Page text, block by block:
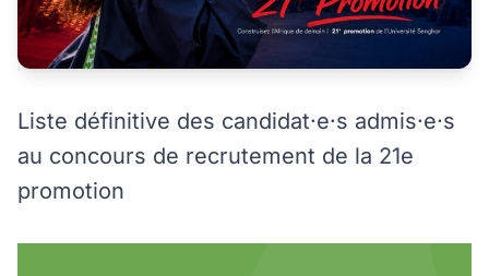
Liste définitive des candidat·e·s admis·e·s
au concours de recrutement de la 21e
promotion